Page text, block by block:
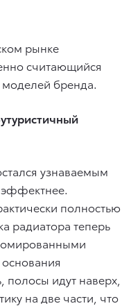
рынке
считающийся
бренда.
узнаваемым
эффектнее.
полностью
радиатора теперь
полосы идут наверх,
на две части, что